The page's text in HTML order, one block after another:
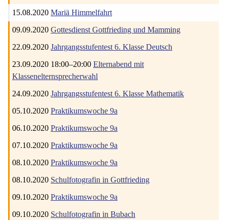
15.08.2020 Mariä Himmelfahrt
09.09.2020 Gottesdienst Gottfrieding und Mamming
22.09.2020 Jahrgangsstufentest 6. Klasse Deutsch
23.09.2020 18:00–20:00 Elternabend mit
Klassenelternsprecherwahl
24.09.2020 Jahrgangsstufentest 6. Klasse Mathematik
05.10.2020 Praktikumswoche 9a
06.10.2020 Praktikumswoche 9a
07.10.2020 Praktikumswoche 9a
08.10.2020 Praktikumswoche 9a
08.10.2020 Schulfotografin in Gottfrieding
09.10.2020 Praktikumswoche 9a
09.10.2020 Schulfotografin in Bubach